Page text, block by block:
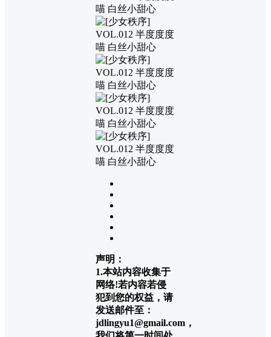
声明：
1.本站内容收集于
网络!若内容若侵
犯到您的权益，请
发送邮件至：
jdlingyu1@gmail.com，